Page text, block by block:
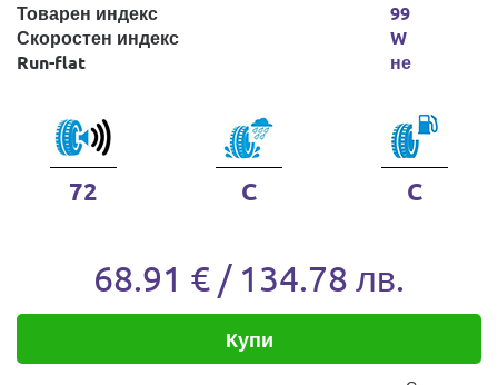
Товарен индекс
Скоростен индекс
Run-flat
99
W
не
72 C C
68.91 € / 134.78 лв.
Купи